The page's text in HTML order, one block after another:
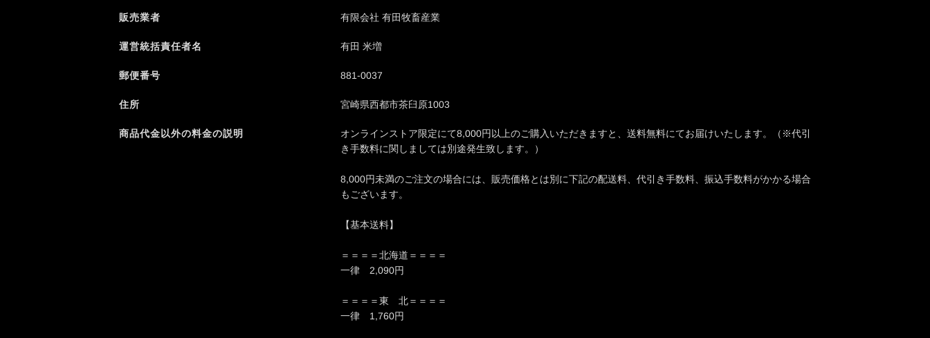
販売業者 有限会社 有田牧畜産業
運営統括責任者名 有田 米増
郵便番号 881-0037
住所 宮崎県西都市茶臼原1003
商品代金以外の料金の説明 オンラインストア限定にて8,000円以上のご購入いただきますと、送料無料にてお届けいたします。（※代引
き手数料に関しましては別途発生致します。）
8,000円未満のご注文の場合には、販売価格とは別に下記の配送料、代引き手数料、振込手数料がかかる場合
もございます。
【基本送料】
＝＝＝＝北海道＝＝＝＝
一律 2,090円
＝＝＝＝東 北＝＝＝＝
一律 1,760円